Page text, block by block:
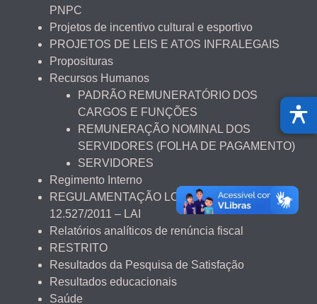
PNPC
Projetos de incentivo cultural e esportivo
PROJETOS DE LEIS E ATOS INFRALEGAIS
Proposituras
Recursos Humanos
PADRÃO REMUNERATÓRIO DOS
CARGOS E FUNÇÕES
REMUNERAÇÃO NOMINAL DOS
SERVIDORES (FOLHA DE PAGAMENTO)
SERVIDORES
Regimento Interno
REGULAMENTAÇÃO LOCAL DA LEI Nº
12.527/2011 – LAI
Relatórios analíticos de renúncia fiscal
RESTRITO
Resultados da Pesquisa de Satisfação
Resultados educacionais
Saúde